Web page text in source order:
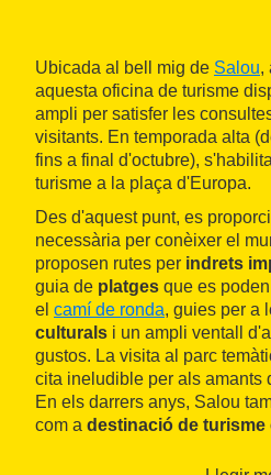
Ubicada al bell mig de Salou,
aquesta oficina de turisme
ampli per satisfer les
visitants. En temporada alta
fins a final d'octubre),
turisme a la plaça d'Europa.
Des d'aquest punt, es
necessària per conèixer el
proposen rutes per indrets
guia de platges que es
el camí de ronda, guies per a
culturals i un ampli ventall
gustos. La visita al parc
cita ineludible per als amants
En els darrers anys, Salou
com a destinació de turisme